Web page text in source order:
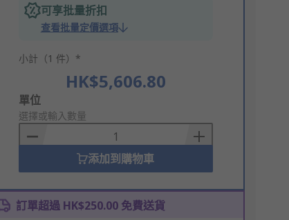
可享批量折扣
查看批量定價選項
小計（1 件）*
HK$5,606.80
Add
to
Basket
單位
選擇或輸入數量
添加到購物車
訂單超過 HK$250.00 免費送貨